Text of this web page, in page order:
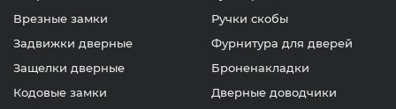
Врезные замки
Задвижки дверные
Защелки дверные
Кодовые замки
Ручки скобы
Фурнитура для дверей
Броненакладки
Дверные доводчики